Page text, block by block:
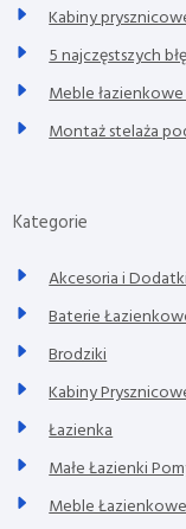
Kabiny
5 najczęstszych
Meble
Montaż stelaża
Kategorie
Akcesoria i
Baterie
Brodziki
Kabiny
Łazienka
Małe Łazienki
Meble